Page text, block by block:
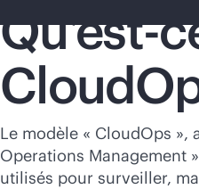
Votre
Rendez-vous dans
découvrir,
Qu’est-
Le modèle « CloudOps »,
Operations Management
utilisés pour surveiller,